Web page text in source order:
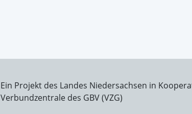
Ein Projekt des Landes Niedersachsen in
Verbundzentrale des GBV (VZG)